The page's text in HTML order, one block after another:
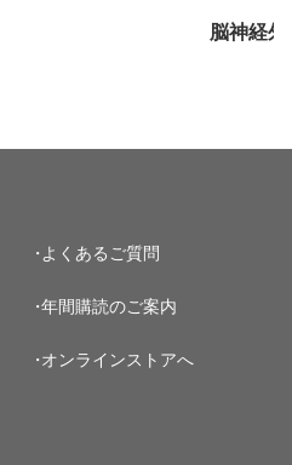
脳神経
よくあるご質問
年間購読のご案内
オンラインストアへ